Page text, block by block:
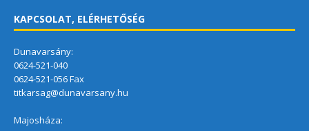
KAPCSOLAT, ELÉRHETŐSÉG
Dunavarsány:
0624-521-040
0624-521-056 Fax
titkarsag@dunavarsany.hu
Majosháza: